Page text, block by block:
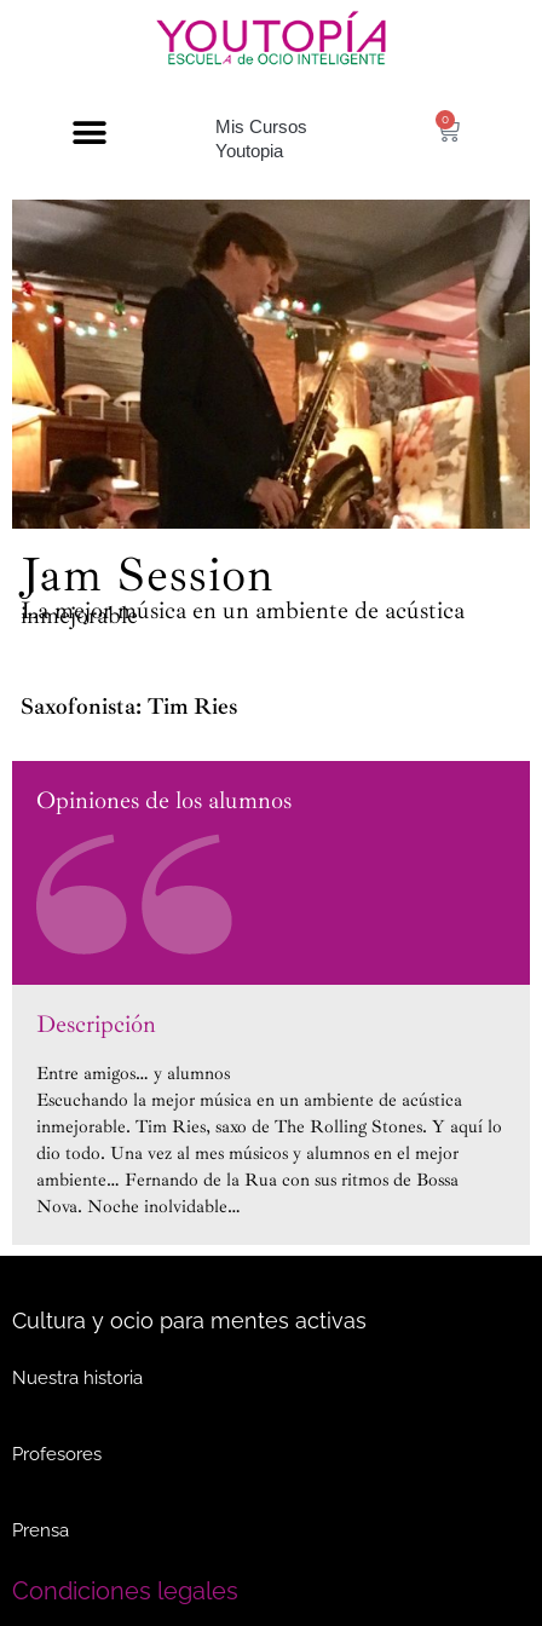
Mis Cursos
Youtopia
0
Jam Session
La mejor música en un ambiente de acústica
inmejorable
Saxofonista: Tim Ries
Opiniones de los alumnos
Descripción
Entre amigos… y alumnos
Escuchando la mejor música en un ambiente de acústica
inmejorable. Tim Ries, saxo de The Rolling Stones. Y aquí lo
dio todo. Una vez al mes músicos y alumnos en el mejor
ambiente… Fernando de la Rua con sus ritmos de Bossa
Nova. Noche inolvidable…
Cultura y ocio para mentes activas
Nuestra historia
Profesores
Prensa
Condiciones legales